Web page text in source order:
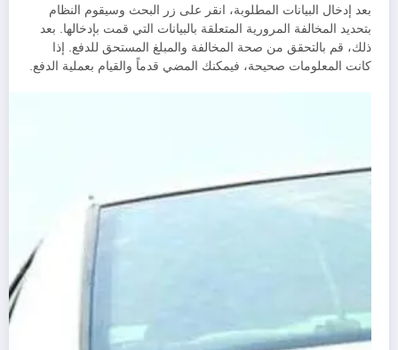
بعد إدخال البيانات المطلوبة، انقر على زر البحث وسيقوم النظام
بتحديد المخالفة المرورية المتعلقة بالبيانات التي قمت بإدخالها. بعد
ذلك، قم بالتحقق من صحة المخالفة والمبلغ المستحق للدفع. إذا
كانت المعلومات صحيحة، فيمكنك المضي قدماً والقيام بعملية الدفع.